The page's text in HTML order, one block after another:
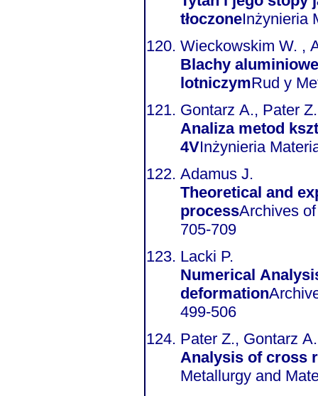
tłoczoneInżynieria
Wieckowskim W. ,
Blachy
lotniczymRud y
Gontarz A., Pater
Analiza metod
4VInżynieria
Adamus J.
Theoretical and
processArchives of
705-709
Lacki P.
Numerical
deformation
499-506
Pater Z., Gontarz
Analysis of cross
Metallurgy and